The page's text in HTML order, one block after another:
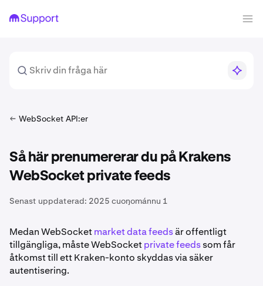
WebSocket API:er
Så här prenumererar du på Krakens
WebSocket private feeds
Senast uppdaterad: 2025 cuoŋománnu 1
Medan WebSocketmarket data feedsär offentligt
tillgängliga, måste WebSocketprivate feedssom får
åtkomst till ett Kraken-konto skyddas via säker
autentisering.